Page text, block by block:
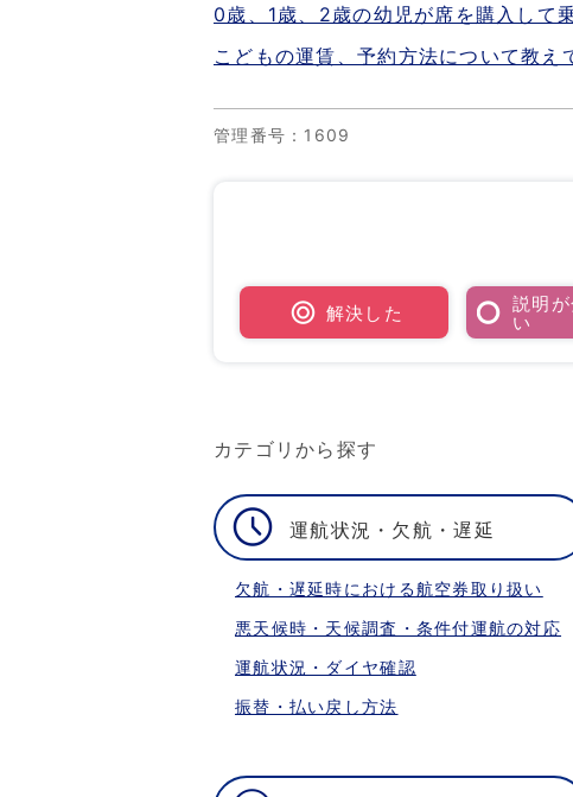
0歳、1歳、2歳の幼児が席を購入して
こどもの運賃、予約方法について教え
管理番号 ：1609
解決した
説明が
い
カテゴリから探す
運航状況・欠航・遅延
欠航・遅延時における航空券取り扱い
悪天候時・天候調査・条件付運航の対応
運航状況・ダイヤ確認
振替・払い戻し方法